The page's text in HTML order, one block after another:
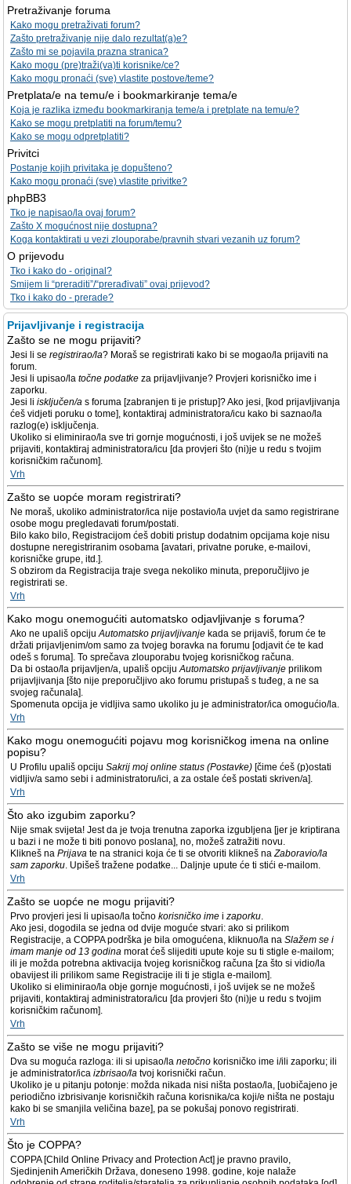
Pretraživanje foruma
Kako mogu pretraživati forum?
Zašto pretraživanje nije dalo rezultat(a)e?
Zašto mi se pojavila prazna stranica?
Kako mogu (pre)traži(va)ti korisnike/ce?
Kako mogu pronaći (sve) vlastite postove/teme?
Pretplata/e na temu/e i bookmarkiranje tema/e
Koja je razlika između bookmarkiranja teme/a i pretplate na temu/e?
Kako se mogu pretplatiti na forum/temu?
Kako se mogu odpretplatiti?
Privitci
Postanje kojih privitaka je dopušteno?
Kako mogu pronaći (sve) vlastite privitke?
phpBB3
Tko je napisao/la ovaj forum?
Zašto X mogućnost nije dostupna?
Koga kontaktirati u vezi zlouporabe/pravnih stvari vezanih uz forum?
O prijevodu
Tko i kako do - original?
Smijem li “preraditi”/“prerađivati” ovaj prijevod?
Tko i kako do - prerade?
Prijavljivanje i registracija
Zašto se ne mogu prijaviti?
Jesi li se registrirao/la? Moraš se registrirati kako bi se mogao/la prijaviti na
forum.
Jesi li upisao/la točne podatke za prijavljivanje? Provjeri korisničko ime i
zaporku.
Jesi li isključen/a s foruma [zabranjen ti je pristup]? Ako jesi, [kod prijavljivanja
ćeš vidjeti poruku o tome], kontaktiraj administratora/icu kako bi saznao/la
razlog(e) isključenja.
Ukoliko si eliminirao/la sve tri gornje mogućnosti, i još uvijek se ne možeš
prijaviti, kontaktiraj administratora/icu [da provjeri što (ni)je u redu s tvojim
korisničkim računom].
Vrh
Zašto se uopće moram registrirati?
Ne moraš, ukoliko administrator/ica nije postavio/la uvjet da samo registrirane
osobe mogu pregledavati forum/postati.
Bilo kako bilo, Registracijom ćeš dobiti pristup dodatnim opcijama koje nisu
dostupne neregistriranim osobama [avatari, privatne poruke, e-mailovi,
korisničke grupe, itd.].
S obzirom da Registracija traje svega nekoliko minuta, preporučljivo je
registrirati se.
Vrh
Kako mogu onemogućiti automatsko odjavljivanje s foruma?
Ako ne upališ opcijuAutomatsko prijavljivanje kada se prijaviš, forum će te
držati prijavljenim/om samo za tvojeg boravka na forumu [odjavit će te kad
odeš s foruma]. To sprečava zlouporabu tvojeg korisničkog računa.
Da bi ostao/la prijavljen/a, upališ opcijuAutomatsko prijavljivanje prilikom
prijavljivanja [što nije preporučljivo ako forumu pristupaš s tuđeg, a ne sa
svojeg računala].
Spomenuta opcija je vidljiva samo ukoliko ju je administrator/ica omogućio/la.
Vrh
Kako mogu onemogućiti pojavu mog korisničkog imena na online
popisu?
U Profilu upališ opciju Sakrij moj online status (Postavke) [čime ćeš (p)ostati
vidljiv/a samo sebi i administratoru/ici, a za ostale ćeš postati skriven/a].
Vrh
Što ako izgubim zaporku?
Nije smak svijeta! Jest da je tvoja trenutna zaporka izgubljena [jer je kriptirana
u bazi i ne može ti biti ponovo poslana], no, možeš zatražiti novu.
Klikneš na Prijava te na stranici koja će ti se otvoriti klikneš naZaboravio/la
sam zaporku. Upišeš tražene podatke... Daljnje upute će ti stići e-mailom.
Vrh
Zašto se uopće ne mogu prijaviti?
Prvo provjeri jesi li upisao/la točno korisničko ime i zaporku.
Ako jesi, dogodila se jedna od dvije moguće stvari: ako si prilikom
Registracije, a COPPA podrška je bila omogućena, kliknuo/la na Slažem se i
imam manje od 13 godina morat ćeš slijediti upute koje su ti stigle e-mailom;
ili je možda potrebna aktivacija tvojeg korisničkog računa [za što si vidio/la
obavijest ili prilikom same Registracije ili ti je stigla e-mailom].
Ukoliko si eliminirao/la obje gornje mogućnosti, i još uvijek se ne možeš
prijaviti, kontaktiraj administratora/icu [da provjeri što (ni)je u redu s tvojim
korisničkim računom].
Vrh
Zašto se više ne mogu prijaviti?
Dva su moguća razloga: ili si upisao/la netočno korisničko ime i/ili zaporku; ili
je administrator/ica izbrisao/la tvoj korisnički račun.
Ukoliko je u pitanju potonje: možda nikada nisi ništa postao/la, [uobičajeno je
periodično izbrisivanje korisničkih računa korisnika/ca koji/e ništa ne postaju
kako bi se smanjila veličina baze], pa se pokušaj ponovo registrirati.
Vrh
Što je COPPA?
COPPA [Child Online Privacy and Protection Act] je pravno pravilo,
Sjedinjenih Američkih Država, doneseno 1998. godine, koje nalaže